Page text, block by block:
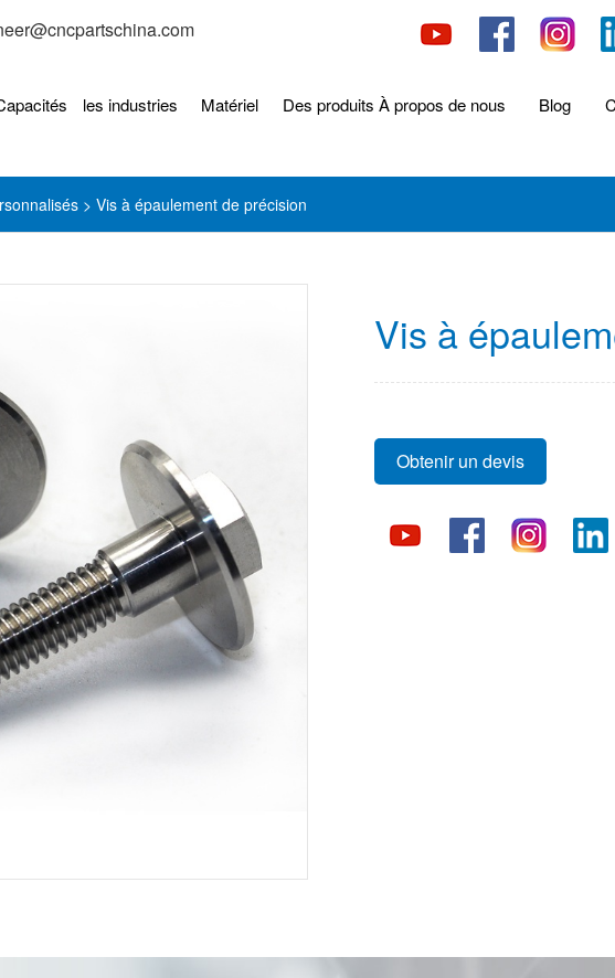
les industries Matériel Des produits À propos de nous Blog
> Vis à épaulement de précision
Vis à
Obtenir un devis